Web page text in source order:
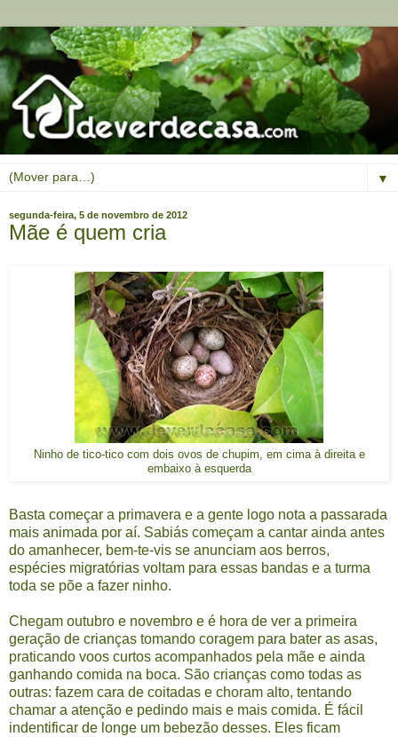
▼
segunda-feira, 5 de novembro de 2012
Mãe é quem cria
Ninho de tico-tico com dois ovos de chupim, em cima à direita e
embaixo à esquerda
Basta começar a primavera e a gente logo nota a passarada
mais animada por aí. Sabiás começam a cantar ainda antes
do amanhecer, bem-te-vis se anunciam aos berros,
espécies migratórias voltam para essas bandas e a turma
toda se põe a fazer ninho.
Chegam outubro e novembro e é hora de ver a primeira
geração de crianças tomando coragem para bater as asas,
praticando voos curtos acompanhados pela mãe e ainda
ganhando comida na boca. São crianças como todas as
outras: fazem cara de coitadas e choram alto, tentando
chamar a atenção e pedindo mais e mais comida. É fácil
indentificar de longe um bebezão desses. Eles ficam